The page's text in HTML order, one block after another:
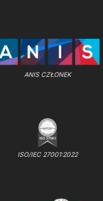
ANIS CZŁONEK
ISO/IEC 27001:2022